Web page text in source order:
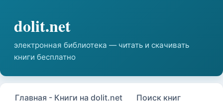
Главная - Книги на dolit.net
Поиск книг